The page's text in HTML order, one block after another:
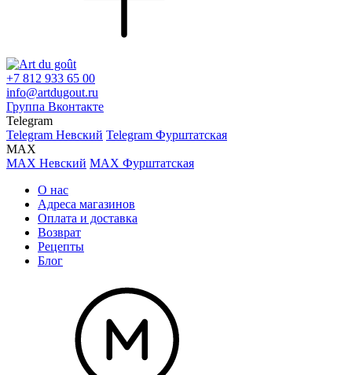
+7 812 933 65 00
info@artdugout.ru
Группа Вконтакте
Telegram
Telegram Невский Telegram Фурштатская
MAX
MAX Невский MAX Фурштатская
О нас
Адреса магазинов
Оплата и доставка
Возврат
Рецепты
Блог